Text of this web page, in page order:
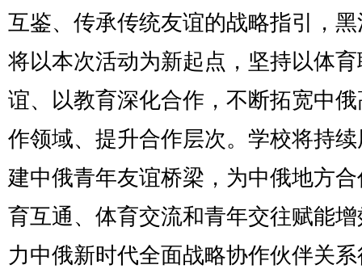
互鉴、传承传统友谊的战略指引，
将以本次活动为新起点，坚持以体
谊、以教育深化合作，不断拓宽中
作领域、提升合作层次。学校将持
建中俄青年友谊桥梁，为中俄地方
育互通、体育交流和青年交往赋能
力中俄新时代全面战略协作伙伴关